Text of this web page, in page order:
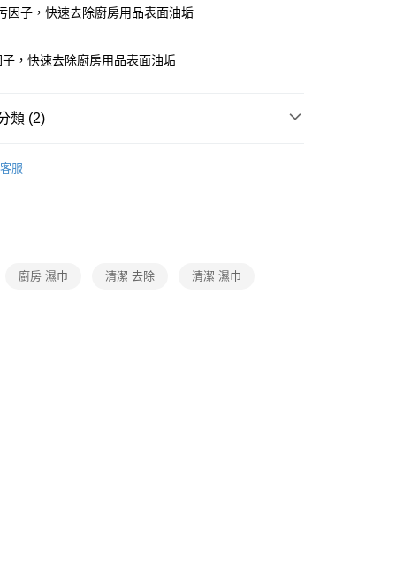
因子，快速去除廚房用品表面油垢
，快速去除廚房用品表面油垢
類 (2)
客服
廚房 濕巾 清潔 去除 清潔 濕巾